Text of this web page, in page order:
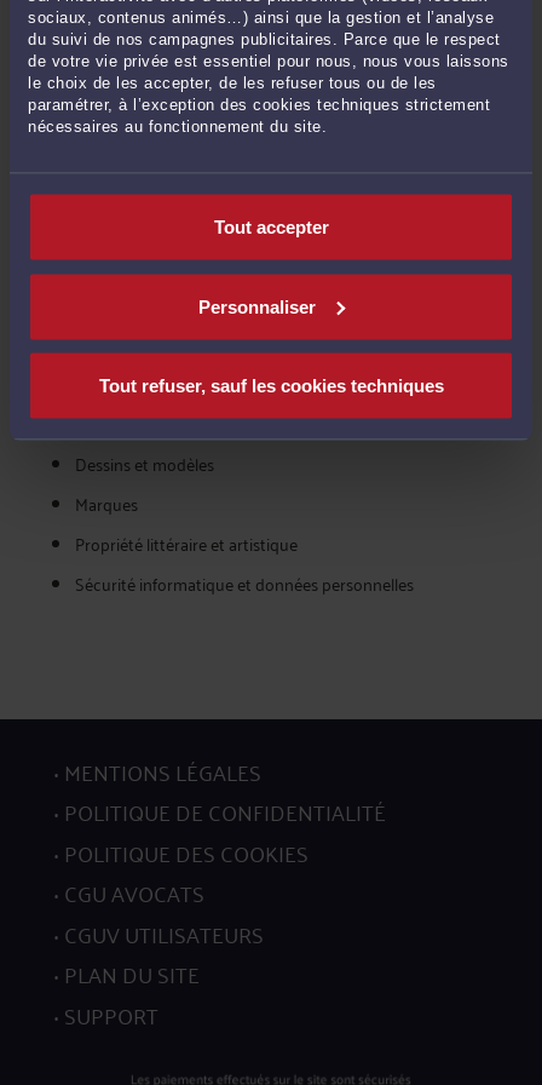
sociaux, contenus animés…) ainsi que la gestion et l’analyse
du suivi de nos campagnes publicitaires. Parce que le respect
de votre vie privée est essentiel pour nous, nous vous laissons
le choix de les accepter, de les refuser tous ou de les
paramétrer, à l’exception des cookies techniques strictement
nécessaires au fonctionnement du site.
Tout accepter
Personnaliser
Tout refuser, sauf les cookies techniques
communications. Vous pourrez recevoir jusqu'à 5 devis qui vous
feront état des prestations et du coût de l'avocat pour la rédaction
charte de sécurité informatique. Ensuite, libre à vous de contacter
l'avocat de votre choix, en toute confidentialité.
VOIR ÉGALEMENT COMBIEN COÛTE UN
AVOCAT POUR LES AUTRES MISSIONS
DANS LA CATÉGORIE : NTIC, MARQUES,
BREVETS
Brevets
Contentieux informatiques et de l'internet
Contrats informatiques, sites web, logiciels, CGV
Dessins et modèles
Marques
Propriété littéraire et artistique
Sécurité informatique et données personnelles
MENTIONS LÉGALES
POLITIQUE DE CONFIDENTIALITÉ
POLITIQUE DES COOKIES
CGU AVOCATS
CGUV UTILISATEURS
PLAN DU SITE
SUPPORT